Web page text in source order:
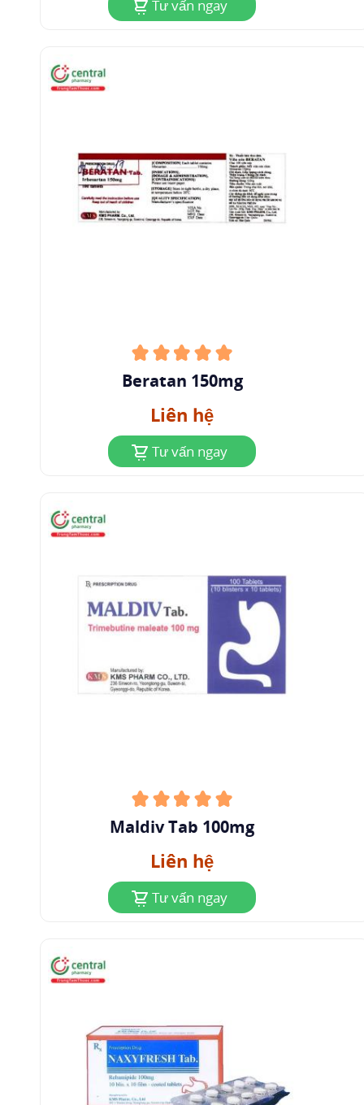
Tư vấn ngay
Beratan 150mg
Liên hệ
Tư vấn ngay
Maldiv Tab 100mg
Liên hệ
Tư vấn ngay